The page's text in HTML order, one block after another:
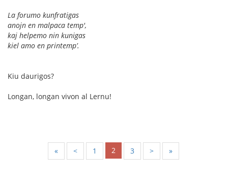
La forumo kunfratigas
anojn en malpaca temp',
kaj helpemo nin kunigas
kiel amo en printemp’.
Kiu daurigos?
Longan, longan vivon al Lernu!
« < 1 2 3 > »